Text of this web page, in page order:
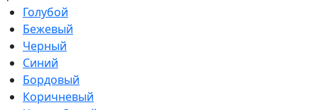
Голубой
Бежевый
Черный
Синий
Бордовый
Коричневый